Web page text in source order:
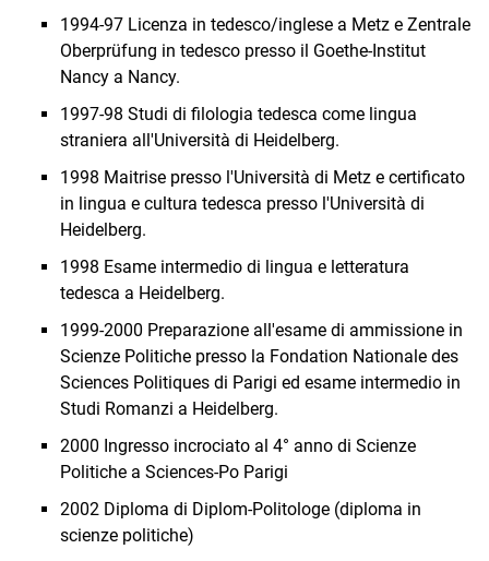
1994-97 Licenza in tedesco/inglese a Metz e Zentrale
Oberprüfung in tedesco presso il Goethe-Institut
Nancy a Nancy.
1997-98 Studi di filologia tedesca come lingua
straniera all'Università di Heidelberg.
1998 Maitrise presso l'Università di Metz e certificato
in lingua e cultura tedesca presso l'Università di
Heidelberg.
1998 Esame intermedio di lingua e letteratura
tedesca a Heidelberg.
1999-2000 Preparazione all'esame di ammissione in
Scienze Politiche presso la Fondation Nationale des
Sciences Politiques di Parigi ed esame intermedio in
Studi Romanzi a Heidelberg.
2000 Ingresso incrociato al 4° anno di Scienze
Politiche a Sciences-Po Parigi
2002 Diploma di Diplom-Politologe (diploma in
scienze politiche)